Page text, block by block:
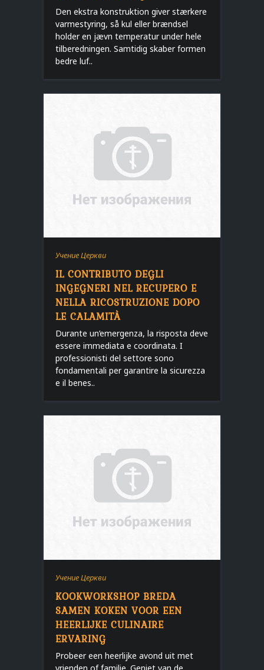
Den ekstra konstruktion giver stærkere
varmestyring, så kul eller brændsel
holder en jævn temperatur under hele
tilberedningen. Samtidig skaber formen
bedre luf..
Учение Церкви
IL CONTRIBUTO DEGLI
INGEGNERI NEL RECUPERO E
NELLA RICOSTRUZIONE DOPO
LE CALAMITÀ
Durante un’emergenza, la risposta deve
essere immediata e coordinata. I
professionisti del settore sono
fondamentali per garantire la sicurezza
e il benes..
Учение Церкви
KOOKWORKSHOP BREDA
SAMEN KOKEN VOOR EEN
HEERLIJKE CULINAIRE
ERVARING
Probeer een heerlijke avond uit met
vrienden of familie. Geniet van de